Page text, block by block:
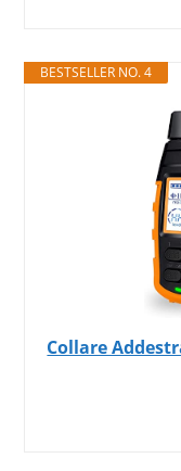
BESTSELLER NO. 4
Collare